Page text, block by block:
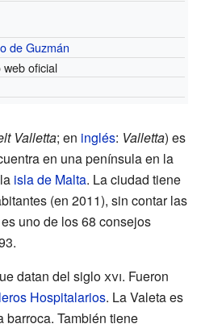
de Guzmán
web oficial
Valletta; en inglés: Valletta) es
en una península en la
isla de Malta. La ciudad tiene
(en 2011), sin contar las
uno de los 68 consejos
datan del sigloxvi. Fueron
Hospitalarios. La Valeta es
barroca. También tiene